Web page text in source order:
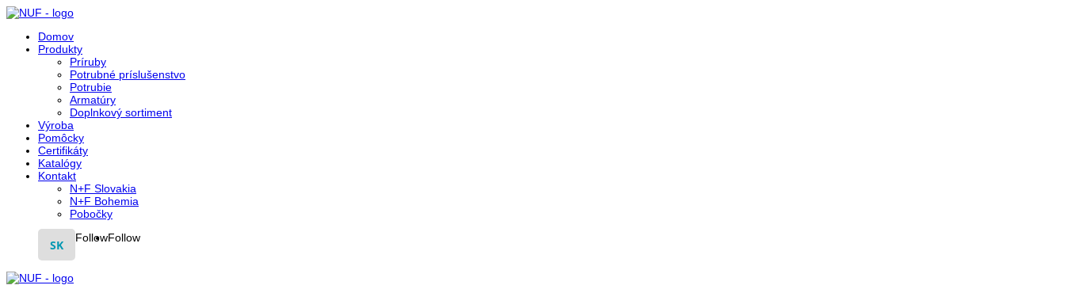
Domov
Produkty
Príruby
Potrubné príslušenstvo
Potrubie
Armatúry
Doplnkový sortiment
Výroba
Pomôcky
Certifikáty
Katalógy
Kontakt
N+F Slovakia
N+F Bohemia
Pobočky
SK FollowFollow